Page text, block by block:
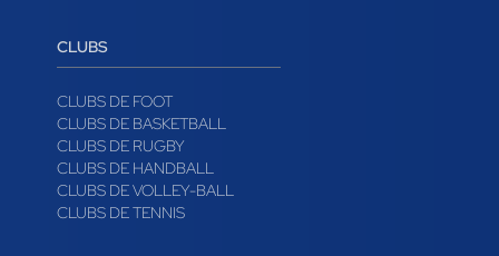
CLUBS
CLUBS DE FOOT
CLUBS DE BASKETBALL
CLUBS DE RUGBY
CLUBS DE HANDBALL
CLUBS DE VOLLEY-BALL
CLUBS DE TENNIS